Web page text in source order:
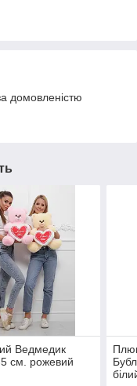
домовленістю
Ведмедик
см. рожевий